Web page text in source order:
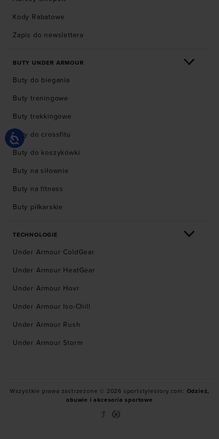
Kody Rabatowe
Zapis do newslettera
BUTY UNDER ARMOUR
Buty do biegania
Buty treningowe
Buty trekkingowe
Buty do crossfitu
Buty do koszykówki
Buty na siłownie
Buty na fitness
Buty piłkarskie
TECHNOLOGIE
Under Armour ColdGear
Under Armour HeatGear
Under Armour Hovr
Under Armour Iso-Chill
Under Armour Rush
Under Armour Storm
Wszystkie prawa zastrzeżone © 2026 sportstylestory.com: Odzież,
obuwie i akcesoria sportowe